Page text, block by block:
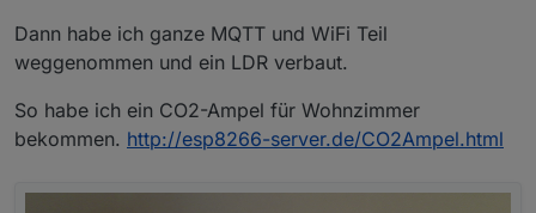
Dann habe ich ganze MQTT und WiFi Teil
weggenommen und ein LDR verbaut.
So habe ich ein CO2-Ampel für Wohnzimmer
bekommen. http://esp8266-server.de/CO2Ampel.html